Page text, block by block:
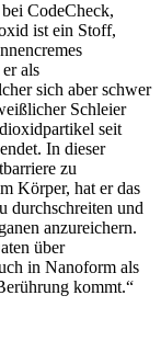
CodeCheck,
ist ein Stoff,
als
sich aber schwer
Schleier
seit
In dieser
zu
Körper, hat er das
durchschreiten und
anzureichern.
über
in Nanoform als
kommt.“